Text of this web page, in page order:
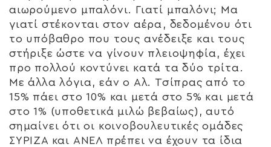
αιωρούμενο μπαλόνι. Γιατί μπαλόνι; Μα
γιατί στέκονται στον αέρα, δεδομένου ότι
το υπόβαθρο που τους ανέδειξε και τους
στήριξε ώστε να γίνουν πλειοψηφία, έχει
προ πολλού κοντύνει κατά τα δύο τρίτα.
Με άλλα λόγια, εάν ο Αλ. Τσίπρας από το
15% πάει στο 10% και μετά στο 5% και μετά
στο 1% (υποθετικά μιλώ βεβαίως), αυτό
σημαίνει ότι οι κοινοβουλευτικές ομάδες
ΣΥΡΙΖΑ και ΑΝΕΛ πρέπει να έχουν τα ίδια